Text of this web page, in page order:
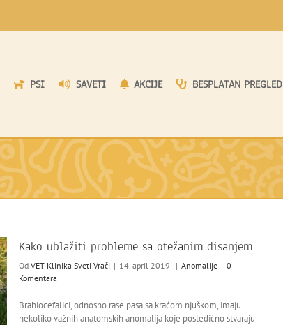
PSI SAVETI AKCIJE BESPLATAN PREGLED
Kako ublažiti probleme sa otežanim disanjem
Od VET Klinika Sveti Vrači | 14. april 2019' | Anomalije | 0
Komentara
Brahiocefalici, odnosno rase pasa sa kraćom njuškom, imaju
nekoliko važnih anatomskih anomalija koje posledično stvaraju